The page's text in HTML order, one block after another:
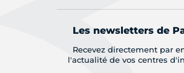
Les newsletters de
Recevez directement par
l'actualité de vos centres